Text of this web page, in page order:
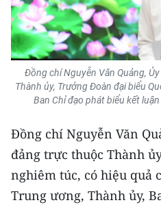
Đồng chí Nguyễn Văn Quảng,
Thành ủy, Trưởng Đoàn đại biểu
Ban Chỉ đạo phát biểu kết
Đồng chí Nguyễn Văn
đảng trực thuộc Thành
nghiêm túc, có hiệu quả
Trung ương, Thành ủy,